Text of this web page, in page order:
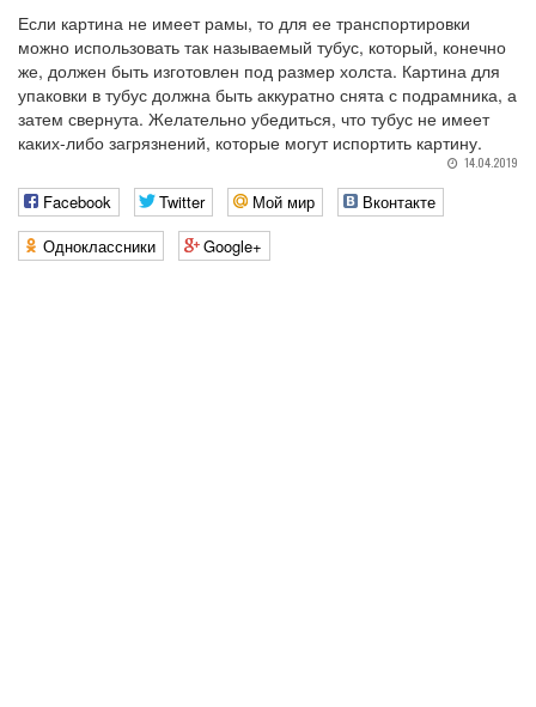
Если картина не имеет рамы, то для ее транспортировки
можно использовать так называемый тубус, который, конечно
же, должен быть изготовлен под размер холста. Картина для
упаковки в тубус должна быть аккуратно снята с подрамника, а
затем свернута. Желательно убедиться, что тубус не имеет
каких-либо загрязнений, которые могут испортить картину.
14.04.2019
Facebook Twitter Мой мир
Вконтакте
Одноклассники
Google+